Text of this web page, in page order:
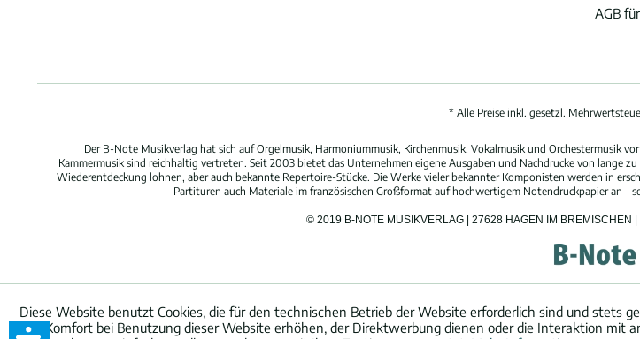
AGB
* Alle Preise inkl. gesetzl.
Der B-Note Musikverlag hat sich auf Orgelmusik, Harmoniummusik, Kirchenmusik, Vokalmusik und Orchestermusik
Kammermusik sind reichhaltig vertreten. Seit 2003 bietet das Unternehmen eigene Ausgaben und Nachdrucke von lange
Wiederentdeckung lohnen, aber auch bekannte Repertoire-Stücke. Die Werke vieler bekannter Komponisten werden in
Partituren auch Materiale im französischen Großformat auf hochwertigem Notendruckpapier an –
© 2019 B-NOTE MUSIKVERLAG | 27628 HAGEN IM BREMISCHEN
Diese Website benutzt Cookies, die für den technischen Betrieb der Website erforderlich sind und stets
den Komfort bei Benutzung dieser Website erhöhen, der Direktwerbung dienen oder die Interaktion mit